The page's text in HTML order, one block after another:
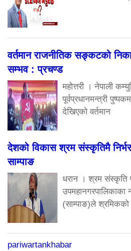
वर्तमान राजनीतिक सङ्कटको
सम्भव : प्रचण्ड
महोत्तरी । नेपाली
पूर्वप्रधानमन्त्री
देखिएको वर्तमान
देशको विकास श्रम संस्कृतिमै
साम्पाङ
धरान । श्रम संस्कृति
उपमहानगरपालिकाका
(साम्पाङ)ले श्रमिकको
pariwartankhabar